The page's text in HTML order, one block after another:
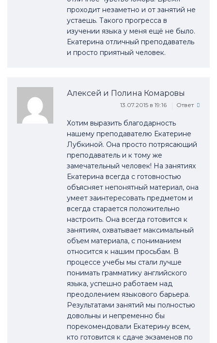
проходит незаметно и от занятий не
устаешь. Такого прогресса в
изучении языка у меня ещё не было.
Екатерина отличный преподаватель
и просто приятный человек.
Алексей и Полина Комаровы
13.07.2015 в 19:16 Ответ
Хотим выразить благодарность
нашему преподавателю Екатерине
Лубкиной. Она просто потрясающий
преподаватель и к тому же
замечательный человек! На занятиях
Екатерина всегда с готовностью
объясняет непонятный материал, она
умеет заинтересовать предметом и
всегда старается положительно
настроить. Она всегда готовится к
занятиям, охватывает максимальный
объем материала, с пониманием
относится к нашим просьбам. В
процессе учебы мы стали лучше
понимать грамматику английского
языка, успешно работаем над
преодолением языкового барьера.
Результатами занятий мы полностью
довольны и непременно бы
порекомендовали Екатерину всем,
кто готовится к сдаче экзаменов по